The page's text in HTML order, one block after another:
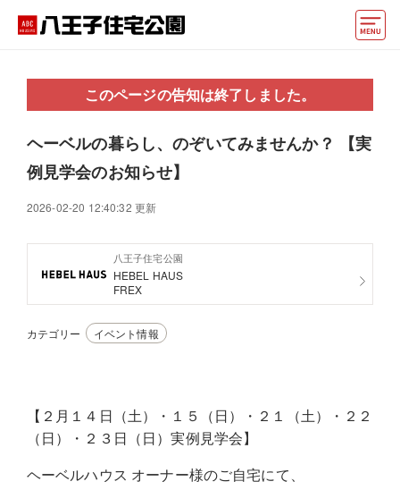
住宅会社・ハウスメーカー
イベント情報・プレゼント
住まいづくりお役立ち情報
マイページ
このページの告知は終了しました。
ヘーベルの暮らし、のぞいてみませんか？ 【実
例見学会のお知らせ】
2026-02-20 12:40:32 更新
八王子住宅公園
HEBEL HAUS
FREX
カテゴリー イベント情報
【２月１４日（土）・１５（日）・２１（土）・２２
（日）・２３日（日）実例見学会】
ヘーベルハウス オーナー様のご自宅にて、